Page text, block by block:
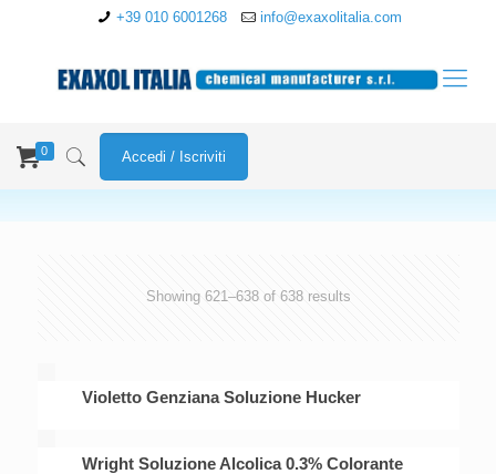
+39 010 6001268 info@exaxolitalia.com
0 Accedi / Iscriviti
Showing 621–638 of 638 results
Violetto Genziana Soluzione Hucker
Wright Soluzione Alcolica 0.3% Colorante